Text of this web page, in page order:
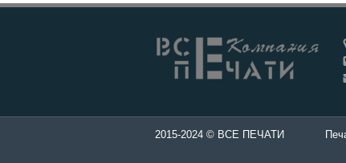
и штампы - Изготовление печатей в Чебоксары.
2015-2024 © ВСЕ ПЕЧАТИ